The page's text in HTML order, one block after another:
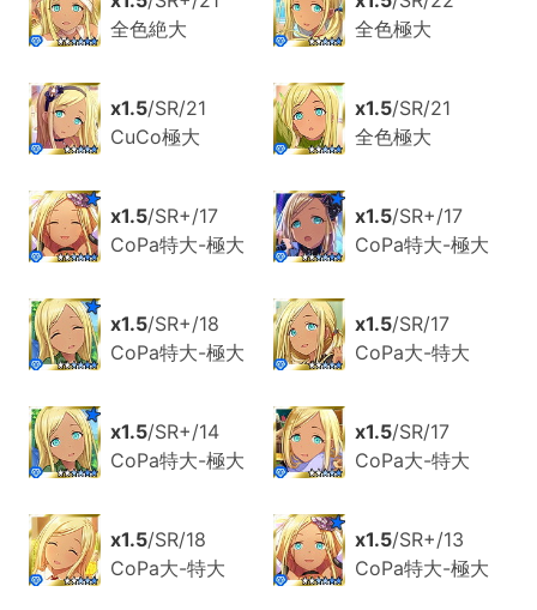
全色絶大
全色極大
x1.5/SR/21
CuCo極大
x1.5/SR/21
全色極大
x1.5/SR+/17
CoPa特大-極大
x1.5/SR+/17
CoPa特大-極大
x1.5/SR+/18
CoPa特大-極大
x1.5/SR/17
CoPa大-特大
x1.5/SR+/14
CoPa特大-極大
x1.5/SR/17
CoPa大-特大
x1.5/SR/18
CoPa大-特大
x1.5/SR+/13
CoPa特大-極大